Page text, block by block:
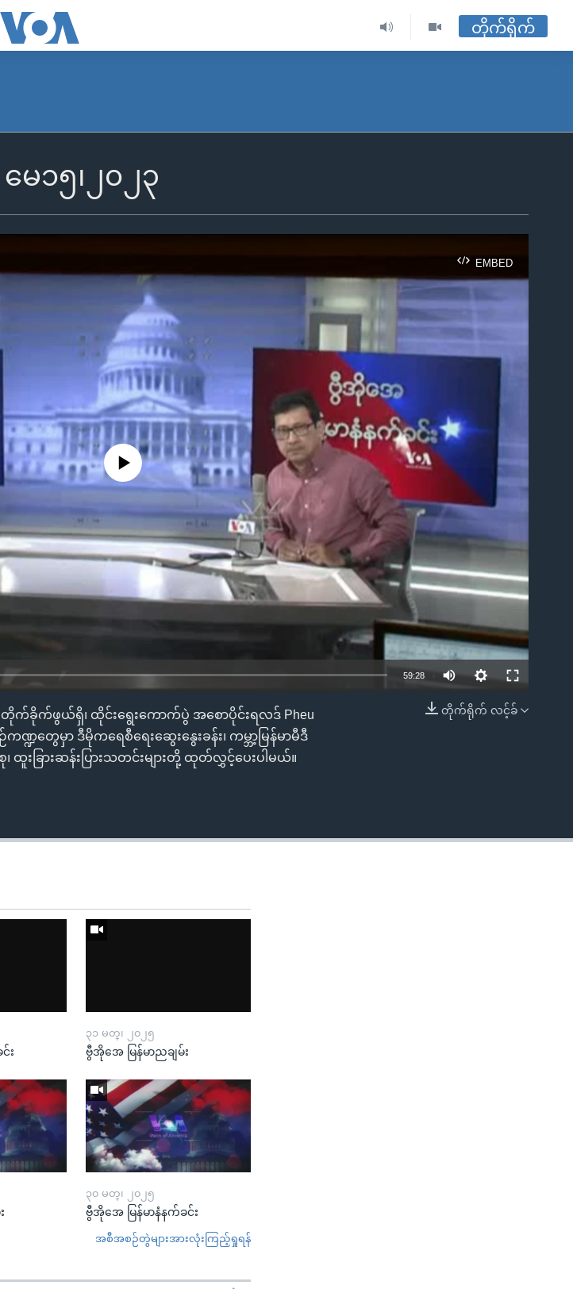
တိုက်ရိုက်
ေ၁၅၊၂၀၂၃
EMBED
EMBED
No media source currently available
59:28
တိုက်ရိုက် လင့်ခ်
ခိုက်ဖွယ်ရှိ၊ ထိုင်းရွေးကောက်ပွဲ အစောပိုင်းရလဒ် Pheu
တွေမှာ ဒီမိုကရေစီရေးဆွေးနွေးခန်း၊ ကမ္ဘာ့မြန်မာမီဒီ
ထူးခြားဆန်းပြားသတင်းများတို့ ထုတ်လွှင့်ပေးပါမယ်။
း
၃၁ မတ္၊ ၂၀၂၅
ဗွီအိုအေ မြန်မာညချမ်း
၃၀ မတ္၊ ၂၀၂၅
ဗွီအိုအေ မြန်မာနံနက်ခင်း
အစီအစဉ်တွဲများအားလုံးကြည့်ရှုရန်